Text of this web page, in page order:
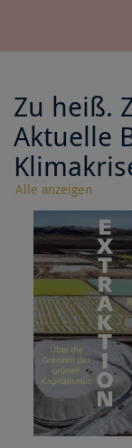
Zu heiß.
Aktuelle
Alle anzeigen